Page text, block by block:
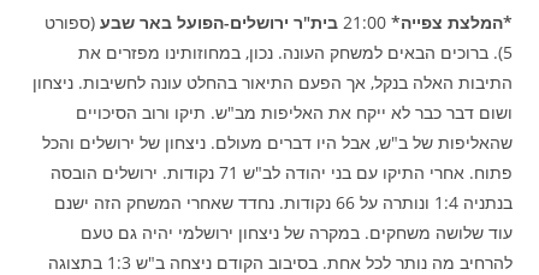
*המלצת צפייה*21:00 בית"ר ירושלים-הפועל באר שבע (ספורט
5). ברוכים הבאים למשחק העונה. נכון, במחוזותינו מפזרים את
התיבות האלה בנקל, אך הפעם התיאור בהחלט עונה לחשיבות. ניצחון
ושום דבר כבר לא ייקח את האליפות מב"ש. תיקו ורוב הסיכויים
שהאליפות של ב"ש, אבל היו דברים מעולם. ניצחון של ירושלים והכל
פתוח. אחרי התיקו עם בני יהודה לב"ש 71 נקודות. ירושלים הובסה
בנתניה 1:4 ונותרה על 66 נקודות. נחדד שאחרי המשחק הזה ישנם
עוד שלושה משחקים. במקרה של ניצחון ירושלמי יהיה גם טעם
להרחיב מה נותר לכל אחת. בסיבוב הקודם ניצחה ב"ש 1:3 בתצוגה